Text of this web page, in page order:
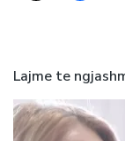
Lajme te